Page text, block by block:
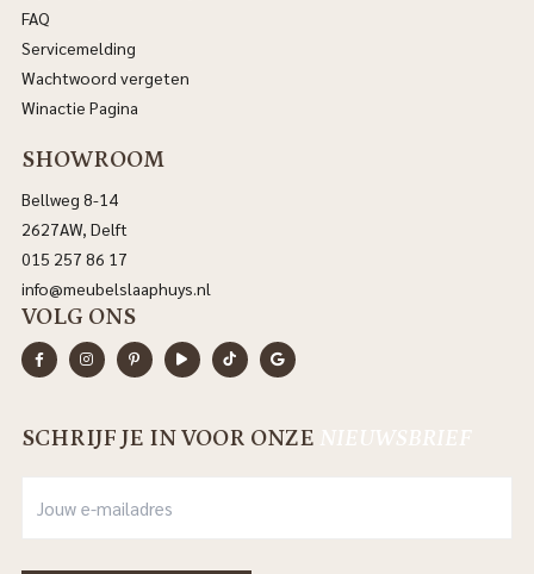
FAQ
Servicemelding
Wachtwoord vergeten
Winactie Pagina
SHOWROOM
Bellweg 8-14
2627AW, Delft
015 257 86 17
info@meubelslaaphuys.nl
VOLG ONS
SCHRIJF JE IN VOOR ONZE NIEUWSBRIEF